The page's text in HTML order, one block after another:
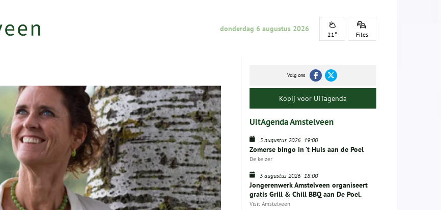
donderdag 6 augustus 2026
21° Files
Volg ons
Kopij voor UITagenda
UitAgenda Amstelveen
5 augustus 2026 19:00
Zomerse bingo in ’t Huis aan de Poel
De keizer
5 augustus 2026 18:00
Jongerenwerk Amstelveen organiseert
gratis Grill & Chill BBQ aan De Poel.
Visit Amstelveen